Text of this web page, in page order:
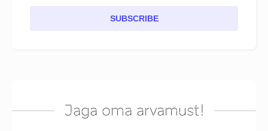
SUBSCRIBE
Jaga oma arvamust!